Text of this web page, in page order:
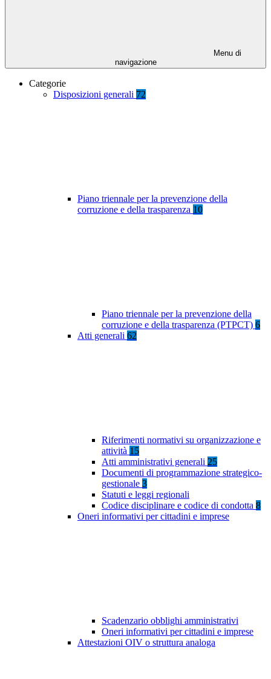
Menu di
navigazione
Categorie
Disposizioni generali 72
Piano triennale per la prevenzione della
corruzione e della trasparenza 10
Piano triennale per la prevenzione della
corruzione e della trasparenza (PTPCT) 6
Atti generali 62
Riferimenti normativi su organizzazione e
attività 15
Atti amministrativi generali 25
Documenti di programmazione strategico-
gestionale 3
Statuti e leggi regionali
Codice disciplinare e codice di condotta 8
Oneri informativi per cittadini e imprese
Scadenzario obblighi amministrativi
Oneri informativi per cittadini e imprese
Attestazioni OIV o struttura analoga